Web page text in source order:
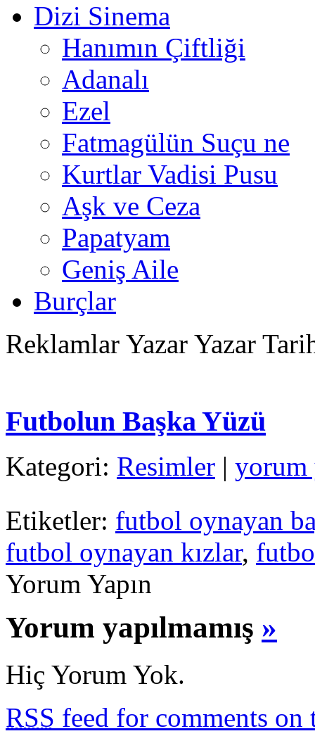
Dizi Sinema
Hanımın Çiftliği
Adanalı
Ezel
Fatmagülün Suçu ne
Kurtlar Vadisi Pusu
Aşk ve Ceza
Papatyam
Geniş Aile
Burçlar
Reklamlar Yazar Yazar
Futbolun Başka Yüzü
Kategori: Resimler | yorum
Etiketler: futbol oynayan
futbol oynayan kızlar,
Yorum Yapın
Yorum yapılmamış »
Hiç Yorum Yok.
RSS feed for comments on